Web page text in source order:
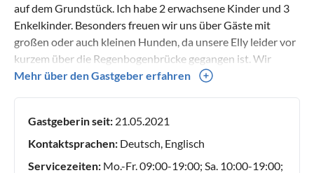
auf dem Grundstück. Ich habe 2 erwachsene Kinder und 3
Enkelkinder. Besonders freuen wir uns über Gäste mit
großen oder auch kleinen Hunden, da unsere Elly leider vor
kurzem über die Regenbogenbrücke gegangen ist. Wir
freuen uns auf unsere Gäste und stehen jederzeit mit Rat
Mehr über den Gastgeber erfahren
Gastgeberin seit: 21.05.2021
Kontaktsprachen: Deutsch, Englisch
Servicezeiten: Mo.-Fr. 09:00-19:00; Sa. 10:00-19:00;